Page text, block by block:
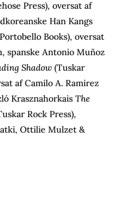
Press), oversat af
Han Kangs
Books), oversat
spanske Antonio Muñoz
Shadow(Tuskar
af Camilo A. Ramirez
Krasznahorkais The
Rock Press),
Ottilie Mulzet &